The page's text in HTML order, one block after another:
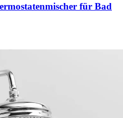
für Bad